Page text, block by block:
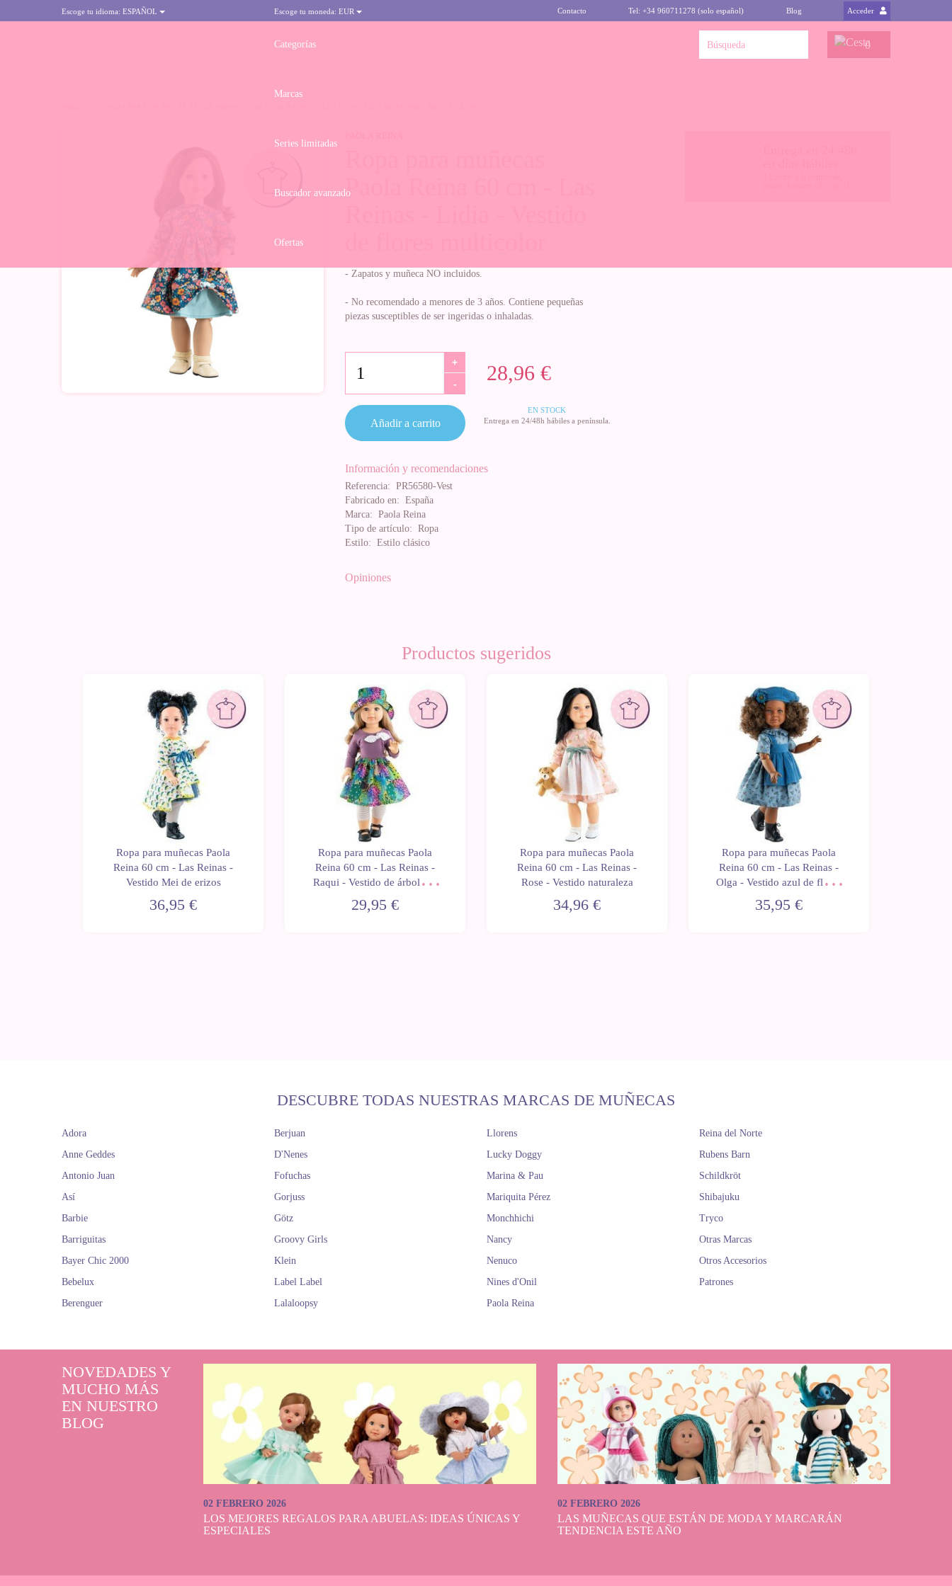
Escoge tu idioma: ESPAÑOL Escoge tu moneda: EUR Contacto Tel: +34 960711278 (solo español) Blog Acceder
Categorías
Marcas
Series limitadas
Buscador avanzado
Ofertas
0
Paola Reina 60 cm - Las
- Zapatos y muñeca NO incluidos.
- No recomendado a menores de 3 años. Contiene pequeñas
piezas susceptibles de ser ingeridas o inhaladas.
28,96 €
+
-
EN STOCK
Entrega en 24/48h hábiles a península.
Añadir a carrito
Información y recomendaciones
Referencia: PR56580-Vest
Fabricado en: España
Marca: Paola Reina
Tipo de artículo: Ropa
Estilo: Estilo clásico
Opiniones
Productos sugeridos
Ropa para muñecas Paola
Reina 60 cm - Las Reinas -
Vestido Mei de erizos
36,95 €
Ropa para muñecas Paola
Reina 60 cm - Las Reinas -
Raqui - Vestido de árboles y
29,95 €
Ropa para muñecas Paola
Reina 60 cm - Las Reinas -
Rose - Vestido naturaleza
34,96 €
Ropa para muñecas Paola
Reina 60 cm - Las Reinas -
Olga - Vestido azul de flores
35,95 €
DESCUBRE TODAS NUESTRAS MARCAS DE MUÑECAS
Adora
Anne Geddes
Antonio Juan
Así
Barbie
Barriguitas
Bayer Chic 2000
Bebelux
Berenguer
Berjuan
D'Nenes
Fofuchas
Gorjuss
Götz
Groovy Girls
Klein
Label Label
Lalaloopsy
Llorens
Lucky Doggy
Marina & Pau
Mariquita Pérez
Monchhichi
Nancy
Nenuco
Nines d'Onil
Paola Reina
Reina del Norte
Rubens Barn
Schildkröt
Shibajuku
Tryco
Otras Marcas
Otros Accesorios
Patrones
NOVEDADES Y
MUCHO MÁS
EN NUESTRO
BLOG
02 FEBRERO 2026
LOS MEJORES REGALOS PARA ABUELAS: IDEAS ÚNICAS Y
ESPECIALES
02 FEBRERO 2026
LAS MUÑECAS QUE ESTÁN DE MODA Y MARCARÁN
TENDENCIA ESTE AÑO